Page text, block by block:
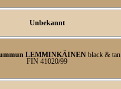
Unbekannt
LEMMINKÄINENblack & tan
FIN 41020/99